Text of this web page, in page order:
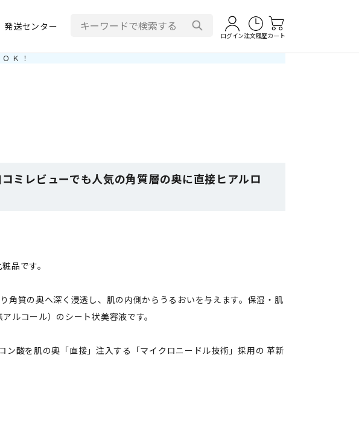
発送センター
ログイン注文履歴カート
Ｋ！
レビューでも人気の角質層の奥に直接ヒアルロ
品です。
角質の奥へ深く浸透し、肌の内側からうるおいを与えます。保湿・肌
ルコール）のシート状美容液です。
酸を肌の奥「直接」注入する「マイクロニードル技術」採用の 革新